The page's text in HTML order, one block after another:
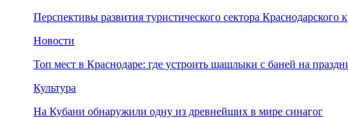
Перспективы развития туристического сектора Краснодарского
Новости
Топ мест в Краснодаре: где устроить шашлыки с баней на
Культура
На Кубани обнаружили одну из древнейших в мире синагог